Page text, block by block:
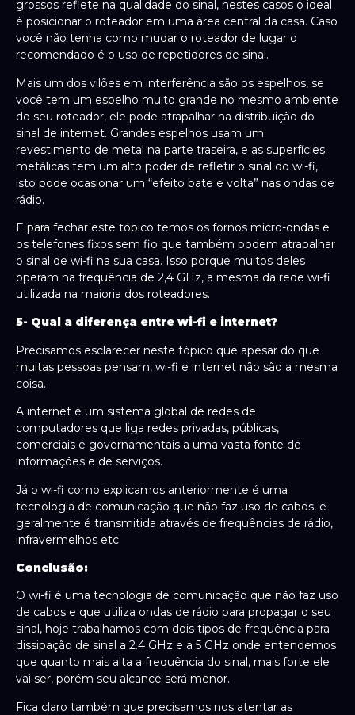
grossos reflete na qualidade do sinal, nestes casos o ideal
é posicionar o roteador em uma área central da casa. Caso
você não tenha como mudar o roteador de lugar o
recomendado é o uso de repetidores de sinal.
Mais um dos vilões em interferência são os espelhos, se
você tem um espelho muito grande no mesmo ambiente
do seu roteador, ele pode atrapalhar na distribuição do
sinal de internet. Grandes espelhos usam um
revestimento de metal na parte traseira, e as superfícies
metálicas tem um alto poder de refletir o sinal do wi-fi,
isto pode ocasionar um “efeito bate e volta” nas ondas de
rádio.
E para fechar este tópico temos os fornos micro-ondas e
os telefones fixos sem fio que também podem atrapalhar
o sinal de wi-fi na sua casa. Isso porque muitos deles
operam na frequência de 2,4 GHz, a mesma da rede wi-fi
utilizada na maioria dos roteadores.
5- Qual a diferença entre wi-fi e internet?
Precisamos esclarecer neste tópico que apesar do que
muitas pessoas pensam, wi-fi e internet não são a mesma
coisa.
A internet é um sistema global de redes de
computadores que liga redes privadas, públicas,
comerciais e governamentais a uma vasta fonte de
informações e de serviços.
Já o wi-fi como explicamos anteriormente é uma
tecnologia de comunicação que não faz uso de cabos, e
geralmente é transmitida através de frequências de rádio,
infravermelhos etc.
Conclusão:
O wi-fi é uma tecnologia de comunicação que não faz uso
de cabos e que utiliza ondas de rádio para propagar o seu
sinal, hoje trabalhamos com dois tipos de frequência para
dissipação de sinal a 2.4 GHz e a 5 GHz onde entendemos
que quanto mais alta a frequência do sinal, mais forte ele
vai ser, porém seu alcance será menor.
Fica claro também que precisamos nos atentar as